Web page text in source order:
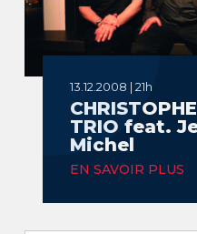
13.12.2008 | 21h
TRIO feat.
Michel
EN SAVOIR PLUS